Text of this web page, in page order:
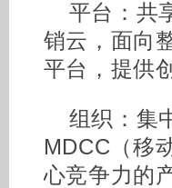
平台：共
销云，面向
平台，提供
组织：集
MDCC（移
心竞争力的